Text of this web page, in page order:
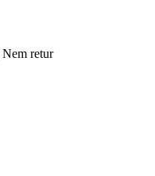
Nem retur